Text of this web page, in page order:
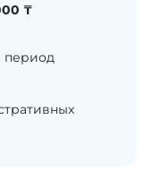
₸
период